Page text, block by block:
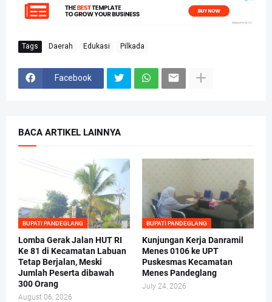
Tags Daerah Edukasi Pilkada
Facebook
BACA ARTIKEL LAINNYA
BUPATI PANDEGLANG
Lomba Gerak Jalan HUT RI
Ke 81 di Kecamatan Labuan
Tetap Berjalan, Meski
Jumlah Peserta dibawah
300 Orang
August 06, 2026
BUPATI PANDEGLANG
Kunjungan Kerja Danramil
Menes 0106 ke UPT
Puskesmas Kecamatan
Menes Pandeglang
July 24, 2026